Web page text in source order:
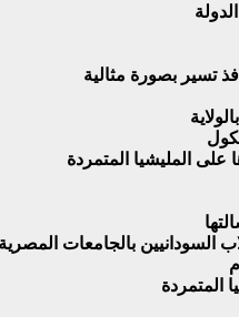
تسير بصورة مثالية
على المليشيا المتمردة
المتمردة